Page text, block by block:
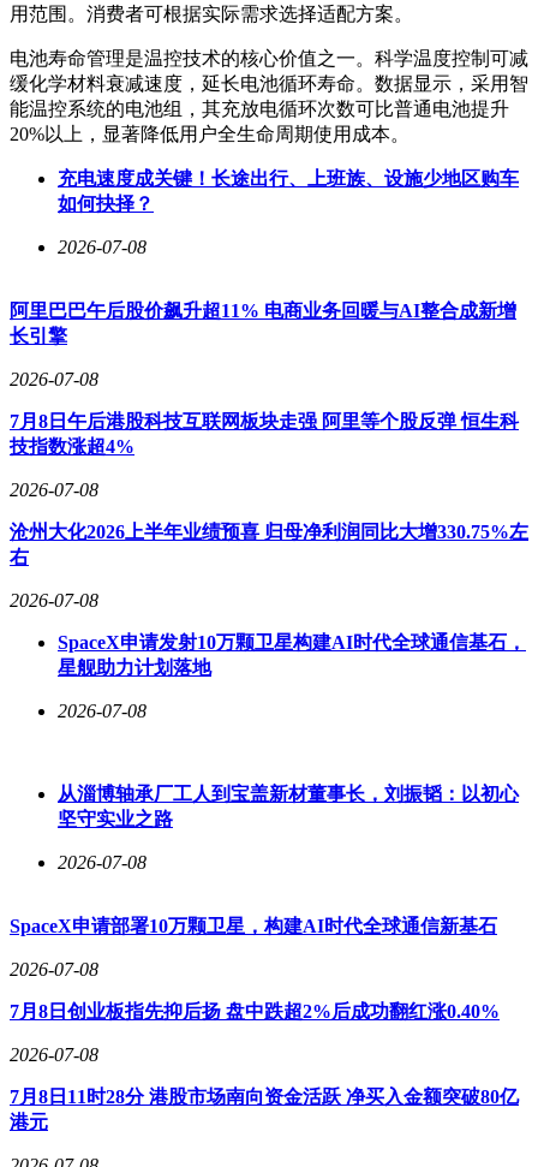
用范围。消费者可根据实际需求选择适配方案。
电池寿命管理是温控技术的核心价值之一。科学温度控制可减
缓化学材料衰减速度，延长电池循环寿命。数据显示，采用智
能温控系统的电池组，其充放电循环次数可比普通电池提升
20%以上，显著降低用户全生命周期使用成本。
充电速度成关键！长途出行、上班族、设施少地区购车
如何抉择？
2026-07-08
阿里巴巴午后股价飙升超11% 电商业务回暖与AI整合成新增
长引擎
2026-07-08
7月8日午后港股科技互联网板块走强 阿里等个股反弹 恒生科
技指数涨超4%
2026-07-08
沧州大化2026上半年业绩预喜 归母净利润同比大增330.75%左
右
2026-07-08
SpaceX申请发射10万颗卫星构建AI时代全球通信基石，
星舰助力计划落地
2026-07-08
从淄博轴承厂工人到宝盖新材董事长，刘振韬：以初心
坚守实业之路
2026-07-08
SpaceX申请部署10万颗卫星，构建AI时代全球通信新基石
2026-07-08
7月8日创业板指先抑后扬 盘中跌超2%后成功翻红涨0.40%
2026-07-08
7月8日11时28分 港股市场南向资金活跃 净买入金额突破80亿
港元